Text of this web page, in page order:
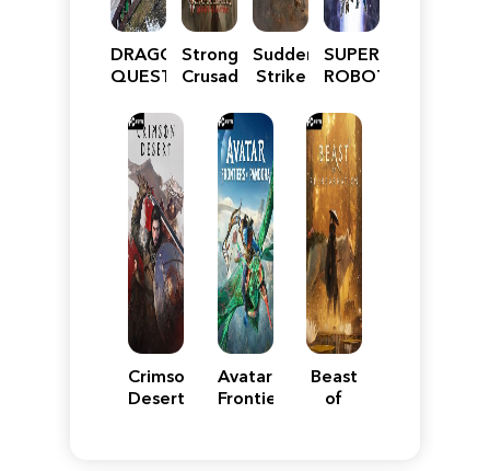
DRAGON
QUEST
Reimagined
Stronghold
Crusader:
Edition
Sudden
Strike
SUPER
ROBOT
Y
Crimson
Desert
Avatar:
Frontiers
Beast
of